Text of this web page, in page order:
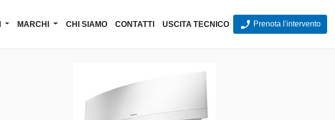
MARCHI CHI SIAMO CONTATTI USCITA TECNICO Prenota l'intervento